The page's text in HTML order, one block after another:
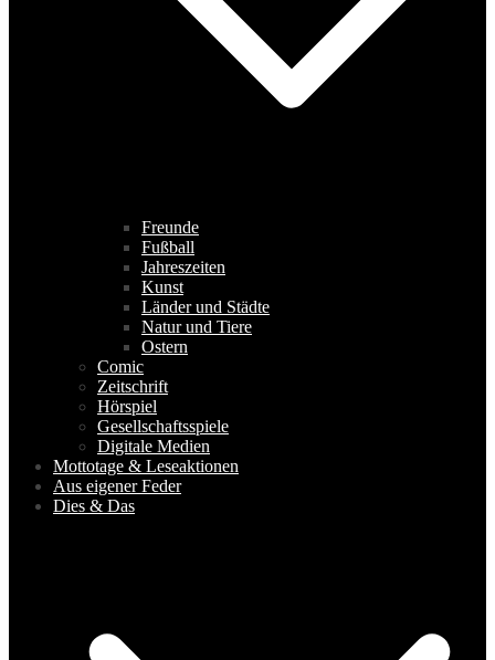
Freunde
Fußball
Jahreszeiten
Kunst
Länder und Städte
Natur und Tiere
Ostern
Comic
Zeitschrift
Hörspiel
Gesellschaftsspiele
Digitale Medien
Mottotage & Leseaktionen
Aus eigener Feder
Dies & Das